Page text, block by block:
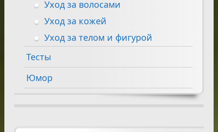
Уход за волосами
Уход за кожей
Уход за телом и фигурой
Тесты
Юмор